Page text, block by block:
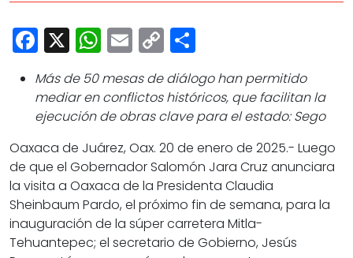
OpiniónFacebook
X WhatsApp
Email
Copy
Link
Más de 50 mesas de diálogo han permitido
mediar en conflictos históricos, que facilitan la
ejecución de obras clave para el estado: Sego
Oaxaca de Juárez, Oax. 20 de enero de 2025.- Luego
de que el Gobernador Salomón Jara Cruz anunciara
la visita a Oaxaca de la Presidenta Claudia
Sheinbaum Pardo, el próximo fin de semana, para la
inauguración de la súper carretera Mitla-
Tehuantepec; el secretario de Gobierno, Jesús